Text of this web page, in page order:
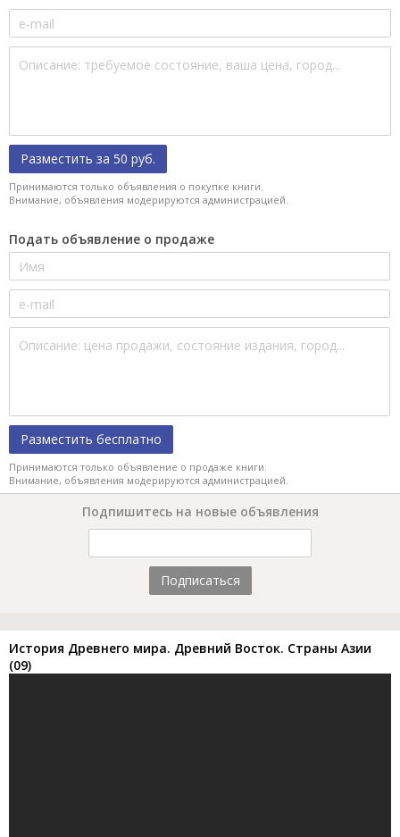
Разместить за 50 руб.
Принимаются только объявления о покупке книги.
Внимание, объявления модерируются администрацией.
Подать объявление о продаже
Разместить бесплатно
Принимаются только объявление о продаже книги.
Внимание, объявления модерируются администрацией.
Подпишитесь на новые объявления
Подписаться
История Древнего мира. Древний Восток. Страны Азии
(09)